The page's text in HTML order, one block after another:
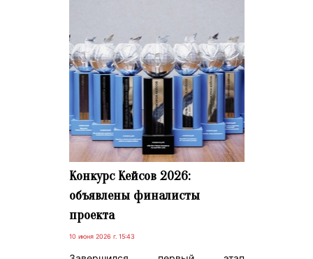
Конкурс Кейсов 2026:
объявлены финалисты
проекта
10 июня 2026 г. 15:43